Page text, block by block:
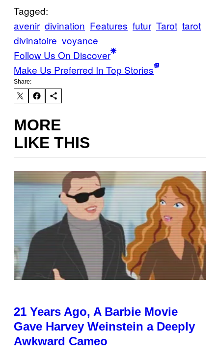
Tagged:
avenir divination Features futur Tarot tarot
divinatoire voyance
Follow Us On Discover
Make Us Preferred In Top Stories
Share:
MORE
LIKE THIS
21 Years Ago, A Barbie Movie
Gave Harvey Weinstein a Deeply
Awkward Cameo